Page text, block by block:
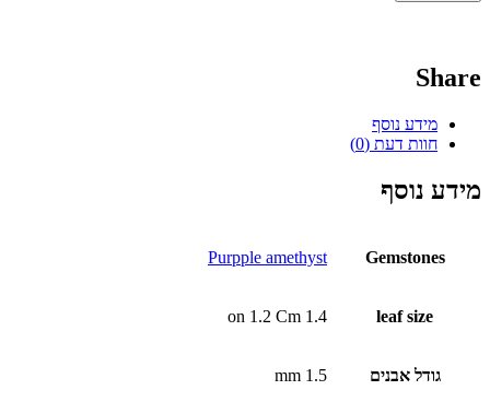
Share
מידע נוסף
חוות דעת (0)
מידע נוסף
Gemstones
Purpple amethyst
leaf size
1.4 on 1.2 Cm
גודל אבנים 1.5 mm